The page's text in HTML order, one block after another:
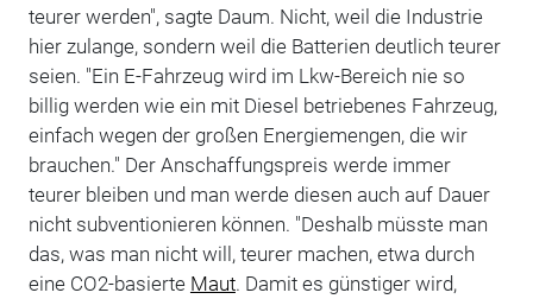
teurer werden", sagte Daum. Nicht, weil die Industrie
hier zulange, sondern weil die Batterien deutlich teurer
seien. "Ein E-Fahrzeug wird im Lkw-Bereich nie so
billig werden wie ein mit Diesel betriebenes Fahrzeug,
einfach wegen der großen Energiemengen, die wir
brauchen." Der Anschaffungspreis werde immer
teurer bleiben und man werde diesen auch auf Dauer
nicht subventionieren können. "Deshalb müsste man
das, was man nicht will, teurer machen, etwa durch
eine CO2-basierte Maut. Damit es günstiger wird,